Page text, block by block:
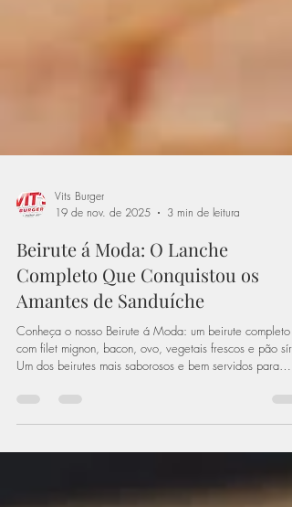
19 de nov. de 2025
3 min de leitura
Beirute á Moda: O Lanche
Completo Que Conquistou os
Amantes de Sanduíche
Conheça o nosso Beirute á Moda: um beirute completo
Um dos beirutes mais saborosos e bem servidos para